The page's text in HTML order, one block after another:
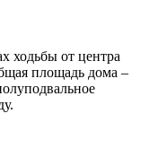
ходьбы от центра
площадь дома –